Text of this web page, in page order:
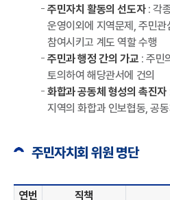
주민자치 활동의 선도자: 각
운영이외에 지역문제, 주민
참여시키고 계도 역할 수행
주민과 행정 간의 가교 : 주민
토의하여 해당관서에 건의
화합과 공동체 형성의 촉진자
지역의 화합과 인보협동, 공
주민자치회 위원 명단
연번
직책